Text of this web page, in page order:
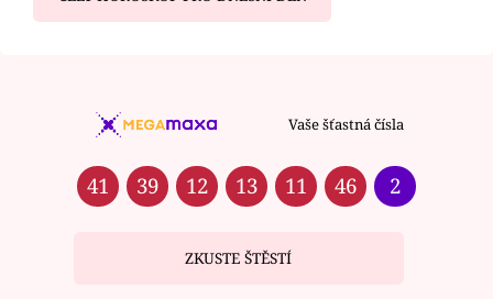
Vaše šťastná čísla
41 39 12 13 11 46 2
ZKUSTE ŠTĚSTÍ